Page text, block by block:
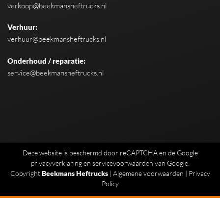
verkoop@beekmansheftrucks.nl
Verhuur:
verhuur@beekmansheftrucks.nl
Onderhoud / reparatie:
service@beekmansheftrucks.nl
Deze website is beschermd door reCAPTCHA en de Google
privacyverklaringen servicevoorwaarden van Google.
CopyrightBeekmans Heftrucks| Algemene voorwaarden | Privacy
Policy